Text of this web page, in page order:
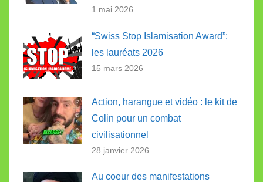
1 mai 2026
“Swiss Stop Islamisation Award”:
les lauréats 2026
15 mars 2026
Action, harangue et vidéo : le kit de
Colin pour un combat
civilisationnel
28 janvier 2026
Au coeur des manifestations